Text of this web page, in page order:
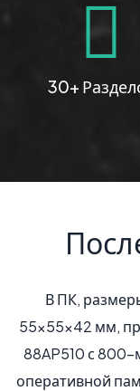
30+
Marvell
Объём
хранения
Meizu
Старт